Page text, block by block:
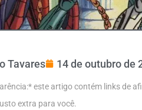
Tavares 14 de outubro de
este artigo contém links de
extra para você.